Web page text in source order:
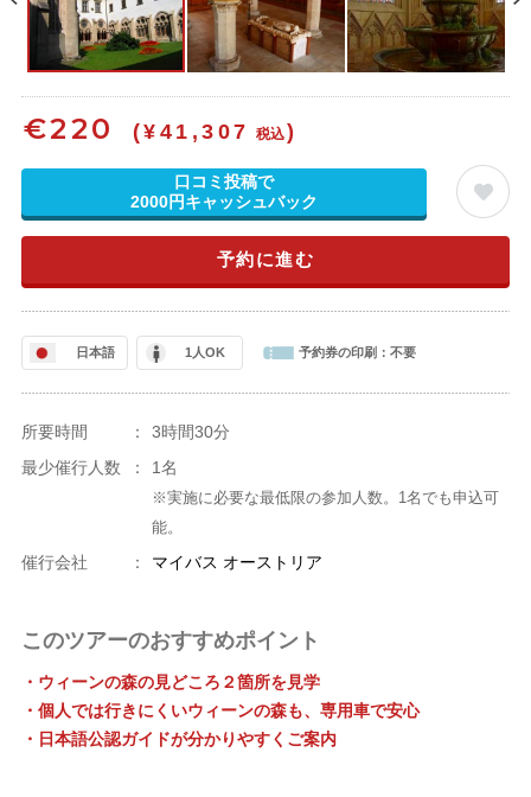
€220 (¥41,307 税込)
口コミ投稿で
2000円キャッシュバック
予約に進む
日本語 1人OK 予約券の印刷： 不要
所要時間 ：
3時間30分
最少催行人数
： 1名
※実施に必要な最低限の参加人数。1名でも申込可
能。
催行会社 ： マイバス オーストリア
このツアーのおすすめポイント
・ウィーンの森の見どころ２箇所を見学
・個人では行きにくいウィーンの森も、専用車で安心
・日本語公認ガイドが分かりやすくご案内